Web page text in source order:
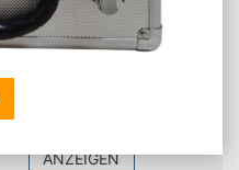
ANZEIGEN
ANZEIGEN